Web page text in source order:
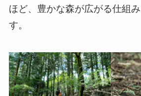
ほど、豊かな森が広がる仕組
す。